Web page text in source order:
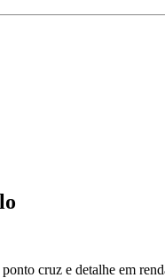
cruz e detalhe em